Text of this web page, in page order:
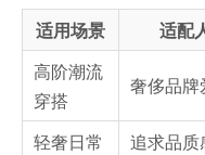
适用场景 适配
高阶潮流
穿搭
奢侈品牌
轻奢日常
追求品质